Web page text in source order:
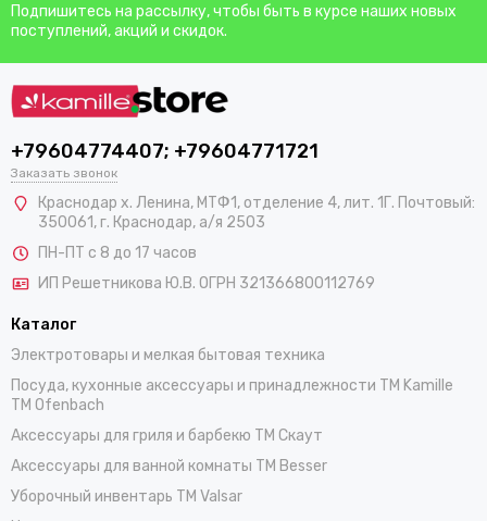
Подпишитесь на рассылку, чтобы быть в курсе наших новых
поступлений, акций и скидок.
+79604774407; +79604771721
Заказать звонок
Краснодар х. Ленина, МТФ1, отделение 4, лит. 1Г. Почтовый:
350061, г. Краснодар, а/я 2503
ПН-ПТ с 8 до 17 часов
ИП Решетникова Ю.В. ОГРН 321366800112769
Каталог
Электротовары и мелкая бытовая техника
Посуда, кухонные аксессуары и принадлежности TM Kamille
TM Ofenbach
Аксессуары для гриля и барбекю TM Скаут
Аксессуары для ванной комнаты TM Besser
Уборочный инвентарь TM Valsar